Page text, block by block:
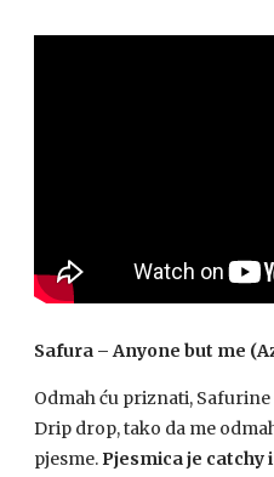
Safura – Anyone but me
Odmah ću priznati,
Drip drop, tako da me
pjesme. Pjesmica je catchy